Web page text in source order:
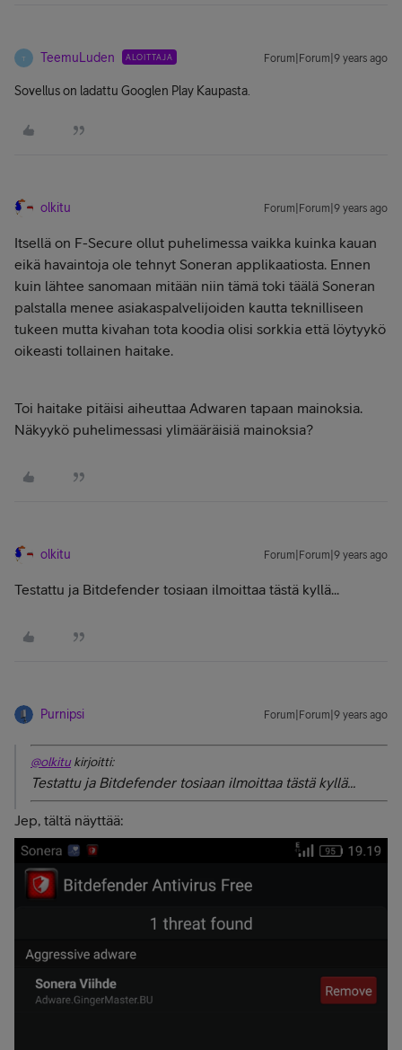
T TeemuLuden ALOITTAJA Forum|Forum|9 years ago
Sovellus on ladattu Googlen Play Kaupasta.
olkitu Forum|Forum|9 years ago
Itsellä on F-Secure ollut puhelimessa vaikka kuinka kauan
eikä havaintoja ole tehnyt Soneran applikaatiosta. Ennen
kuin lähtee sanomaan mitään niin tämä toki täälä Soneran
palstalla menee asiakaspalvelijoiden kautta teknilliseen
tukeen mutta kivahan tota koodia olisi sorkkia että löytyykö
oikeasti tollainen haitake.
Toi haitake pitäisi aiheuttaa Adwaren tapaan mainoksia.
Näkyykö puhelimessasi ylimääräisiä mainoksia?
olkitu Forum|Forum|9 years ago
Testattu ja Bitdefender tosiaan ilmoittaa tästä kyllä...
Purnipsi Forum|Forum|9 years ago
@olkitukirjoitti:
Testattu ja Bitdefender tosiaan ilmoittaa tästä kyllä...
Jep, tältä näyttää: